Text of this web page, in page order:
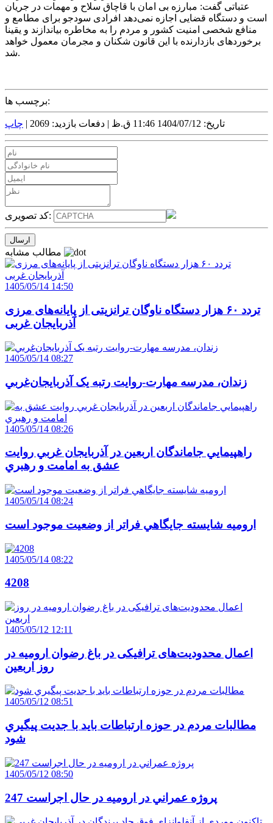
عتباتی گفت: مبارزه بی امان با قاچاق سلاح و مهمات در جریان
است و دستگاه قضایی اجازه نمی‌دهد افرادی سودجو برای مطامع و
منافع شخصی امنیت کشور و مردم را به مخاطره بیاندازند و یقینا
برخوردهای بازدارنده با این قانون شکنان و مجرمان معمول خواهد
شد.
برچسب ها:
تاریخ: 1404/07/12 11:46 ق.ظ | دفعات بازدید: 2069 | چاپ
کد تصویری:
1405/05/14 14:50
تردد ۶۰ هزار دستگاه ناوگان ترانزیتی از پایانه‌های مرزی
آذربایجان ‌غربی
1405/05/14 08:27
زندان، مدرسه مهارت-روايت رتبه يک آذربايجان‌غربي
1405/05/14 08:26
راهپيمايي جاماندگان اربعين در آذربايجان غربي روايت
عشق به امامت و رهبري
1405/05/14 08:24
اروميه شايسته جايگاهي فراتر از وضعيت موجود است
1405/05/14 08:22
4208
1405/05/12 12:11
اعمال محدودیت‌های ترافیکی در باغ رضوان ارومیه در
روز اربعین
1405/05/12 08:51
مطالبات مردم در حوزه ارتباطات بايد با جديت پيگيري
شود
1405/05/12 08:50
247 پروژه عمراني در اروميه در حال اجراست